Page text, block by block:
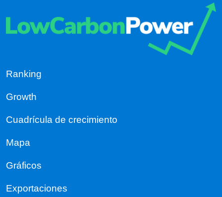
Ranking
Growth
Cuadrícula de crecimiento
Mapa
Gráficos
Exportaciones